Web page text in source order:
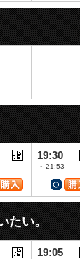
19:30
～21:53
たい。
19:05